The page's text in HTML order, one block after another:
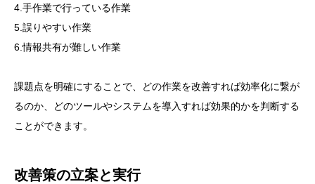
4.手作業で行っている作業
5.誤りやすい作業
6.情報共有が難しい作業
課題点を明確にすることで、どの作業を改善すれば効率化に繋が
るのか、どのツールやシステムを導入すれば効果的かを判断する
ことができます。
改善策の立案と実行